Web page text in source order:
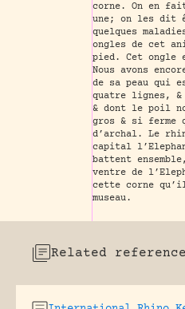
corne. On en
une; on les dit
quelques
ongles de cet
pied. Cet ongle
Nous avons
de sa peau qui
quatre lignes, &
& dont le poil
gros & si ferme
d’archal. Le
capital
battent
ventre de
cette corne
museau.
Related